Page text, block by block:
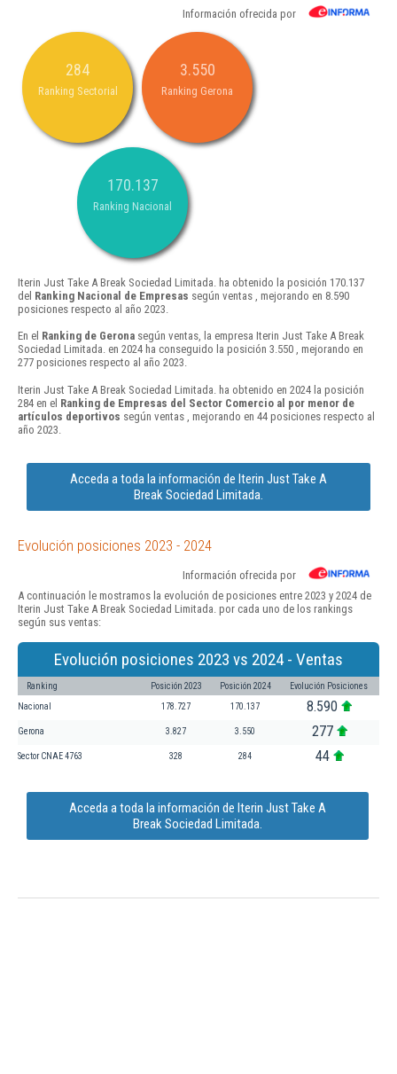
Información ofrecida por
284
Ranking Sectorial
3.550
Ranking Gerona
170.137
Ranking Nacional
Iterin Just Take A Break Sociedad Limitada. ha obtenido la posición 170.137
del Ranking Nacional de Empresas según ventas , mejorando en 8.590
posiciones respecto al año 2023.
En el Ranking de Gerona según ventas, la empresa Iterin Just Take A Break
Sociedad Limitada. en 2024 ha conseguido la posición 3.550 , mejorando en
277 posiciones respecto al año 2023.
Iterin Just Take A Break Sociedad Limitada. ha obtenido en 2024 la posición
284 en el Ranking de Empresas del Sector Comercio al por menor de
artículos deportivos según ventas , mejorando en 44 posiciones respecto al
año 2023.
Acceda a toda la información de Iterin Just Take A
Break Sociedad Limitada.
Evolución posiciones 2023 - 2024
Información ofrecida por
A continuación le mostramos la evolución de posiciones entre 2023 y 2024 de
Iterin Just Take A Break Sociedad Limitada. por cada uno de los rankings
según sus ventas:
Evolución posiciones 2023 vs 2024 - Ventas
Ranking Posición 2023 Posición 2024 Evolución Posiciones
Nacional 178.727 170.137 8.590
Gerona 3.827 3.550 277
Sector CNAE 4763 328 284 44
Acceda a toda la información de Iterin Just Take A
Break Sociedad Limitada.